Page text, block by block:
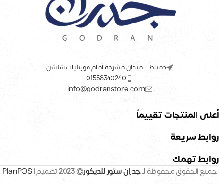
دمياط - ميدان مشرفه أمام موبيليات شنشن
01558340240
info@godranstore.com
أعلى المنتجات تقييماً
روابط سريعة
روابط تهمك
جميع الحقوق محفوظةلـجدران ستور للديكور© 2023 تصميم |PlanPOS